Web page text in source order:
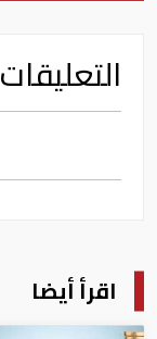
التعليقات
اقرأ أيضا